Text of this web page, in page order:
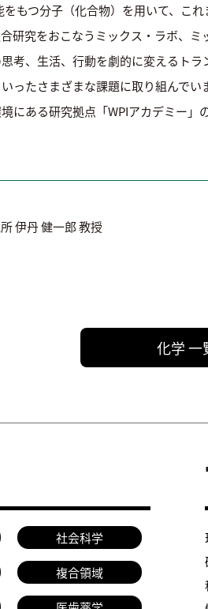
もつ分子（化合物）を用いて、こ
研究をおこなうミックス・ラボ、
考、生活、行動を劇的に変えるト
ったさまざまな課題に取り組んで
にある研究拠点「WPIアカデミー」
伊丹 健一郎 教授
化学 一
社会科学
複合領域